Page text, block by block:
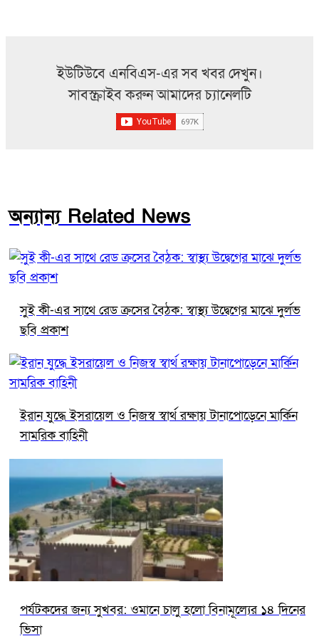
ইউটিউবে এনবিএস-এর সব খবর দেখুন।
সাবস্ক্রাইব করুন আমাদের চ্যানেলটি
অন্যান্য Related News
সুই কী-এর সাথে রেড ক্রসের বৈঠক: স্বাস্থ্য উদ্বেগের মাঝে দুর্লভ
ছবি প্রকাশ
ইরান যুদ্ধে ইসরায়েল ও নিজস্ব স্বার্থ রক্ষায় টানাপোড়েনে মার্কিন
সামরিক বাহিনী
পর্যটকদের জন্য সুখবর: ওমানে চালু হলো বিনামূল্যের ১৪ দিনের
ভিসা